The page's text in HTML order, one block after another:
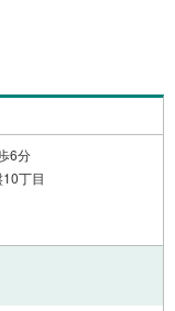
ご対応ライフプラン
6分
丁目